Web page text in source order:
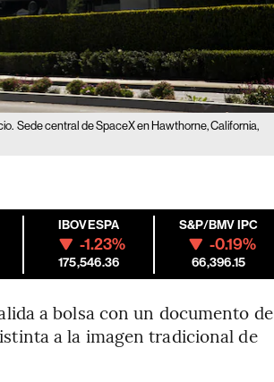
Sede central de SpaceX en Hawthorne, California,
IBOVESPA
-1.23%
175,546.36
S&P/BMV IPC
-0.19%
66,396.15
a bolsa con un documento de
a la imagen tradicional de